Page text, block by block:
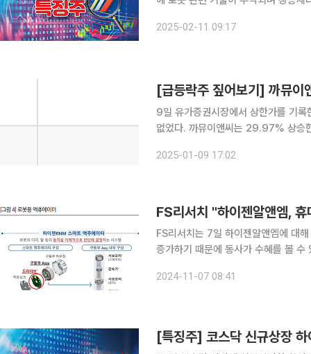
간) '세 가지 관찰'이라는 제목의 입장
2025-02-11 09:17
[급등락주 짚어보기] 까뮤이
9일 유가증권시장에서 상한가를 기
없었다. 까뮤이앤씨는 29.97% 상승한 1713원에 거래를 마감했다. 까뮤이앤씨는 경영인인 김성집
로 풀이된다. 김 회장은 전날 한 언론
2025-01-09 17:02
FS리서치 "하이젠알앤엠,
FS리서치는 7일 하이젠알앤엠에 대
증가하기 때문에 동사가 수혜를 볼 수 있다고 전망했다. 하이젠알
범용모터가 81%, 서보모터 및 드라
2024-11-07 08:41
[특징주] 코스닥 신규상장